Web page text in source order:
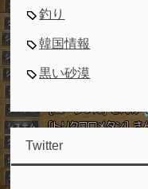
釣り
韓国情報
黒い砂漠
Twitter